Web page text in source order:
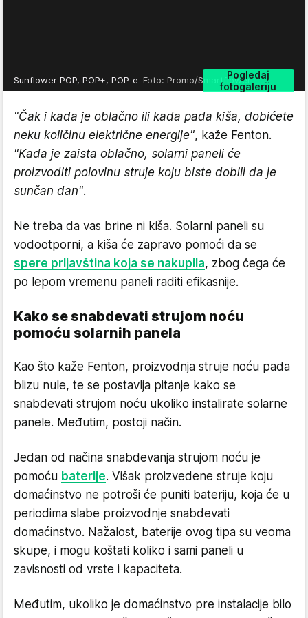
Pogledaj
fotogaleriju
Sunflower POP, POP+, POP-e Foto: Promo/Smartflower
"Čak i kada je oblačno ili kada pada kiša, dobićete
neku količinu električne energije", kaže Fenton.
"Kada je zaista oblačno, solarni paneli će
proizvoditi polovinu struje koju biste dobili da je
sunčan dan".
Ne treba da vas brine ni kiša. Solarni paneli su
vodootporni, a kiša će zapravo pomoći da se
spere prljavština koja se nakupila, zbog čega će
po lepom vremenu paneli raditi efikasnije.
Kako se snabdevati strujom noću
pomoću solarnih panela
Kao što kaže Fenton, proizvodnja struje noću pada
blizu nule, te se postavlja pitanje kako se
snabdevati strujom noću ukoliko instalirate solarne
panele. Međutim, postoji način.
Jedan od načina snabdevanja strujom noću je
pomoću baterije. Višak proizvedene struje koju
domaćinstvo ne potroši će puniti bateriju, koja će u
periodima slabe proizvodnje snabdevati
domaćinstvo. Nažalost, baterije ovog tipa su veoma
skupe, i mogu koštati koliko i sami paneli u
zavisnosti od vrste i kapaciteta.
Međutim, ukoliko je domaćinstvo pre instalacije bilo